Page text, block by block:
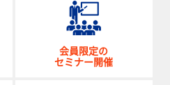
会員限定の
セミナー開催